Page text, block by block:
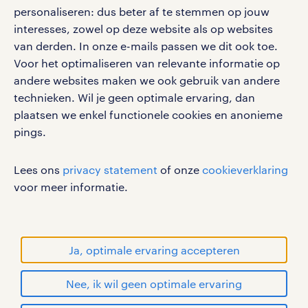
personaliseren: dus beter af te stemmen op jouw
interesses, zowel op deze website als op websites
van derden. In onze e-mails passen we dit ook toe.
Voor het optimaliseren van relevante informatie op
andere websites maken we ook gebruik van andere
technieken. Wil je geen optimale ervaring, dan
plaatsen we enkel functionele cookies en anonieme
pings.
Lees ons privacy statement of onze cookieverklaring
voor meer informatie.
Ja, optimale ervaring accepteren
Nee, ik wil geen optimale ervaring
werken bij randstad
gebruikersvoorwaarden
privacystatement
cookies
disclaimer
sitemap
RANDSTAD, HUMAN FORWARD en SHAPING THE
WORLD OF WORK zijn geregistreerde